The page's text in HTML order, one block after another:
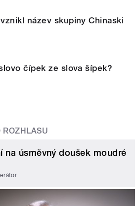
název skupiny Chinaski
čípek ze slova šípek?
ROZHLASU
na úsměvný doušek moudré